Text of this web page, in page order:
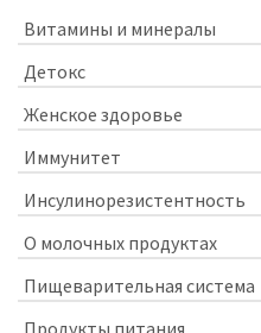
Витамины и минералы
Детокс
Женское здоровье
Иммунитет
Инсулинорезистентность
О молочных продуктах
Пищеварительная система